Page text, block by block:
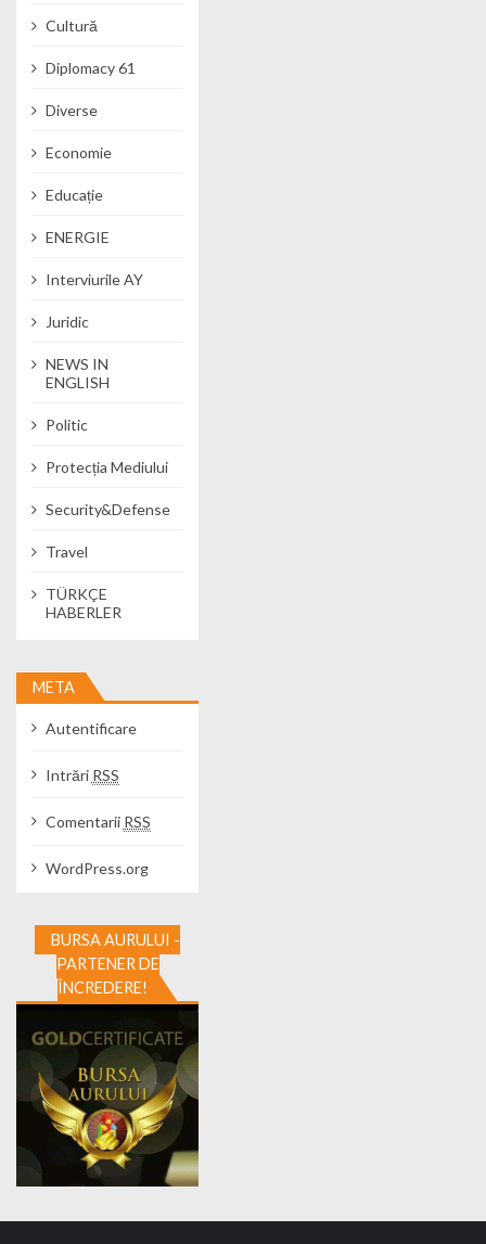
Cultură
Diplomacy 61
Diverse
Economie
Educație
ENERGIE
Interviurile AY
Juridic
NEWS IN
ENGLISH
Politic
Protecția Mediului
Security&Defense
Travel
TÜRKÇE
HABERLER
META
Autentificare
Intrări RSS
Comentarii RSS
WordPress.org
BURSA AURULUI -
PARTENER DE
ÎNCREDERE!